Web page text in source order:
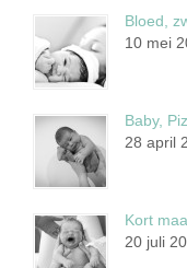
Bloed,
10 mei
Baby,
28 april
Kort
20 juli